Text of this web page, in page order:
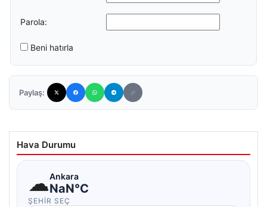
Parola:
Beni hatırla
Paylaş:
Hava Durumu
☁Ankara
NaN°C
ŞEHIR SEÇ